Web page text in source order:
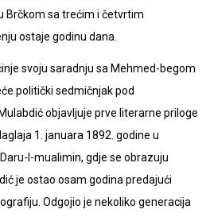
Brčkom sa trećim i četvrtim
ostaje godinu dana.
svoju saradnju sa Mehmed-begom
politički sedmičnjak pod
objavljuje prve literarne priloge
1. januara 1892. godine u
l-mualimin, gdje se obrazuju
je ostao osam godina predajući
Odgojio je nekoliko generacija